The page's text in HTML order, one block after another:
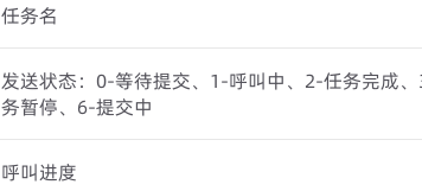
任务名
发送状态：0-等待提交、1-呼叫中、2-任务完成
务暂停、6-提交中
呼叫进度